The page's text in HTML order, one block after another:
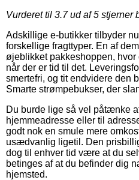
Vurderet til 3.7ud af 5 stjerner
Adskillige e-butikker tilbyder
forskellige fragttyper. En af
øjeblikket pakkeshoppen,
når der er tid til det.
smertefri, og tit endvidere den
Smarte strømpebukser, der
Du burde lige så vel påtænke
hjemmeadresse eller til
godt nok en smule mere
usædvanlig ligetil. Den
dog til enhver tid være at du
betinges af at du befinder dig
hjemsted.